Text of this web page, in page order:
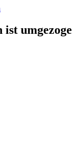
ist